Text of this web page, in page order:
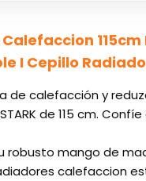
I Cepillo
de calefacción y
de 115 cm.
su robusto mango de
calefaccion